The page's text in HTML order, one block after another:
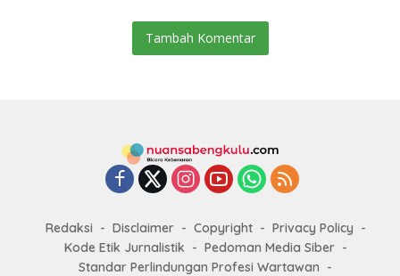
Tambah Komentar
Redaksi Disclaimer Copyright
Privacy Policy
Kode Etik Jurnalistik
Pedoman Media Siber
Standar Perlindungan Profesi Wartawan